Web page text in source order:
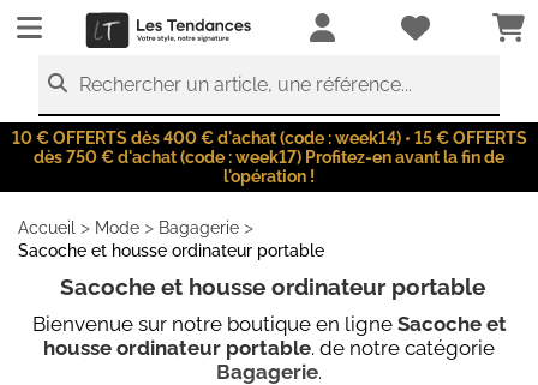
LesTendances.fr
Rechercher un article, une référence...
10 € OFFERTS dès 400 € d'achat (code : week14) • 15 € OFFERTS
dès 750 € d'achat (code : week17) Profitez-en avant la fin de
l'opération !
Accueil > Mode > Bagagerie >
Sacoche et housse ordinateur portable
Sacoche et housse ordinateur portable
Bienvenue sur notre boutique en ligne Sacoche et
housse ordinateur portable. de notre catégorie
Bagagerie.